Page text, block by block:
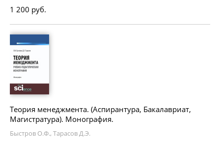
1 200 руб.
Теория менеджмента. (Аспирантура, Бакалавриат,
Магистратура). Монография.
Быстров О.Ф., Тарасов Д.Э.